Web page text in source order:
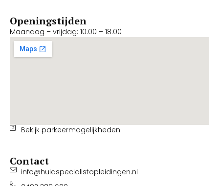
Openingstijden
Maandag – vrijdag: 10.00 – 18.00
Bekijk parkeermogelijkheden
Contact
info@huidspecialistopleidingen.nl